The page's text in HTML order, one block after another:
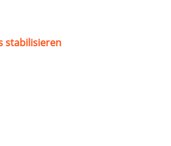
stabilisieren